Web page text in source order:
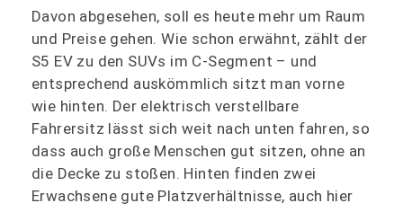
Davon abgesehen, soll es heute mehr um Raum
und Preise gehen. Wie schon erwähnt, zählt der
S5 EV zu den SUVs im C-Segment – und
entsprechend auskömmlich sitzt man vorne
wie hinten. Der elektrisch verstellbare
Fahrersitz lässt sich weit nach unten fahren, so
dass auch große Menschen gut sitzen, ohne an
die Decke zu stoßen. Hinten finden zwei
Erwachsene gute Platzverhältnisse, auch hier